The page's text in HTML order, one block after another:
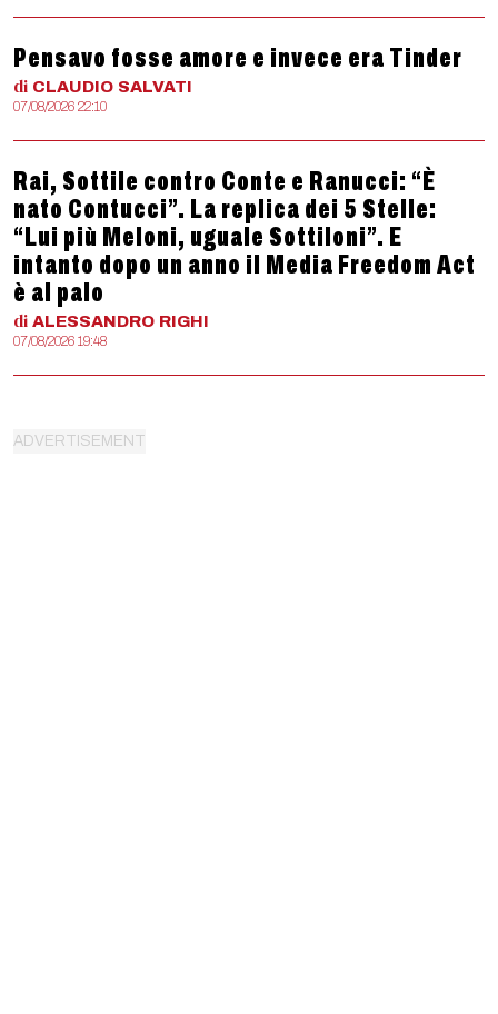
Pensavo fosse amore e invece era Tinder
di CLAUDIO SALVATI
07/08/2026 22:10
Rai, Sottile contro Conte e Ranucci: “È
nato Contucci”. La replica dei 5 Stelle:
“Lui più Meloni, uguale Sottiloni”. E
intanto dopo un anno il Media Freedom Act
è al palo
di ALESSANDRO RIGHI
07/08/2026 19:48